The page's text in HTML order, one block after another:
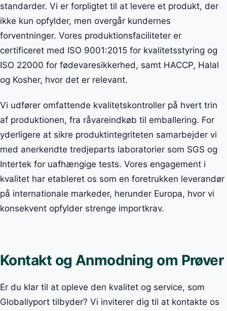
standarder. Vi er forpligtet til at levere et produkt, der
ikke kun opfylder, men overgår kundernes
forventninger. Vores produktionsfaciliteter er
certificeret med ISO 9001:2015 for kvalitetsstyring og
ISO 22000 for fødevaresikkerhed, samt HACCP, Halal
og Kosher, hvor det er relevant.
Vi udfører omfattende kvalitetskontroller på hvert trin
af produktionen, fra råvareindkøb til emballering. For
yderligere at sikre produktintegriteten samarbejder vi
med anerkendte tredjeparts laboratorier som SGS og
Intertek for uafhængige tests. Vores engagement i
kvalitet har etableret os som en foretrukken leverandør
på internationale markeder, herunder Europa, hvor vi
konsekvent opfylder strenge importkrav.
Kontakt og Anmodning om Prøver
Er du klar til at opleve den kvalitet og service, som
Globallyport tilbyder? Vi inviterer dig til at kontakte os